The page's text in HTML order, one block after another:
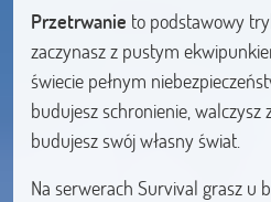
Przetrwanie to podstawowy
zaczynasz z pustym
świecie pełnym
budujesz schronienie,
budujesz swój własny świat.
Na serwerach Survival grasz u